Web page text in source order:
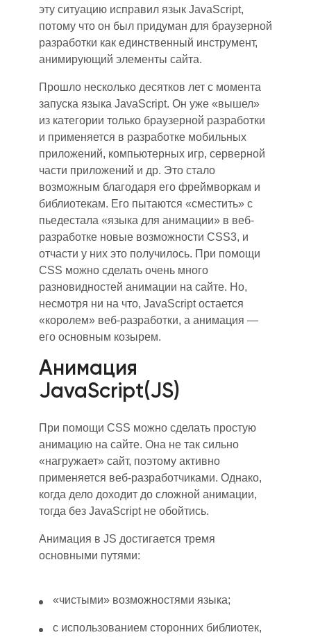
эту ситуацию исправил язык JavaScript,
потому что он был придуман для браузерной
разработки как единственный инструмент,
анимирующий элементы сайта.
Прошло несколько десятков лет с момента
запуска языка JavaScript. Он уже «вышел»
из категории только браузерной разработки
и применяется в разработке мобильных
приложений, компьютерных игр, серверной
части приложений и др. Это стало
возможным благодаря его фреймворкам и
библиотекам. Его пытаются «сместить» с
пьедестала «языка для анимации» в веб-
разработке новые возможности CSS3, и
отчасти у них это получилось. При помощи
CSS можно сделать очень много
разновидностей анимации на сайте. Но,
несмотря ни на что, JavaScript остается
«королем» веб-разработки, а анимация —
его основным козырем.
Анимация
JavaScript(JS)
При помощи CSS можно сделать простую
анимацию на сайте. Она не так сильно
«нагружает» сайт, поэтому активно
применяется веб-разработчиками. Однако,
когда дело доходит до сложной анимации,
тогда без JavaScript не обойтись.
Анимация в JS достигается тремя
основными путями:
«чистыми» возможностями языка;
с использованием сторонних библиотек,